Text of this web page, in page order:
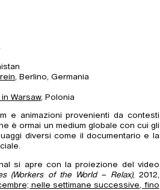
, Berlino, Germania
Warsaw, Polonia
e animazioni provenienti da contesti
è ormai un medium globale con cui gli
diversi come il documentario e la
si apre con la proiezione del video
(Workers of the World – Relax), 2012,
nelle settimane successive, fino